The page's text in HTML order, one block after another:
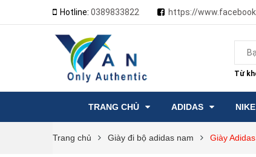
Hotline: 0389833822 https://
Từ
TRANG CHỦ ADIDAS NIKE
Trang chủ Giày đi bộ adidas nam Giày